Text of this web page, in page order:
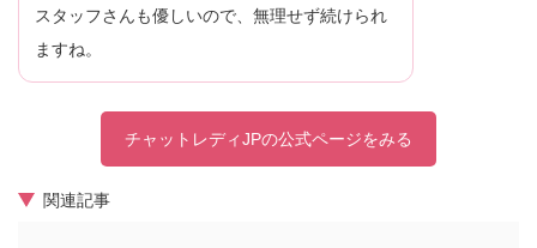
スタッフさんも優しいので、無理せず続けられ
ますね。
チャットレディJPの公式ページをみる
関連記事